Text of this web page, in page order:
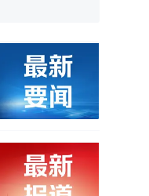
写了人生